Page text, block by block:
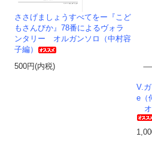
ささげましょうすべてをー『こど
もさんびか』78番によるヴォラ
ンタリー オルガンソロ（中村容
子編）
500円(内税)
V.
e（
オ